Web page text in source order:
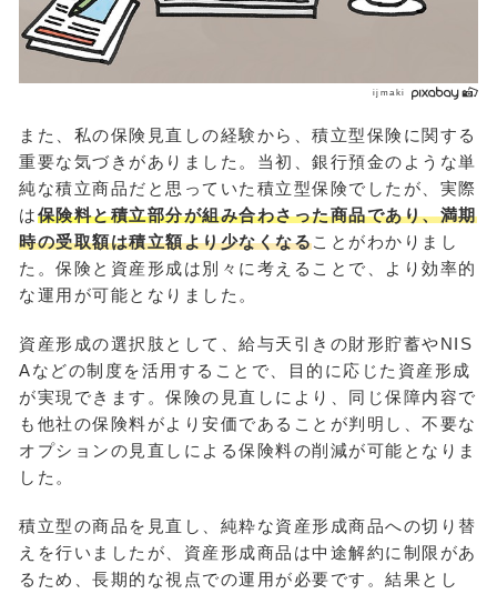
ijmaki
また、私の保険見直しの経験から、積立型保険に関する
重要な気づきがありました。当初、銀行預金のような単
純な積立商品だと思っていた積立型保険でしたが、実際
は保険料と積立部分が組み合わさった商品であり、満期
時の受取額は積立額より少なくなることがわかりまし
た。保険と資産形成は別々に考えることで、より効率的
な運用が可能となりました。
資産形成の選択肢として、給与天引きの財形貯蓄やNIS
Aなどの制度を活用することで、目的に応じた資産形成
が実現できます。保険の見直しにより、同じ保障内容で
も他社の保険料がより安価であることが判明し、不要な
オプションの見直しによる保険料の削減が可能となりま
した。
積立型の商品を見直し、純粋な資産形成商品への切り替
えを行いましたが、資産形成商品は中途解約に制限があ
るため、長期的な視点での運用が必要です。結果とし